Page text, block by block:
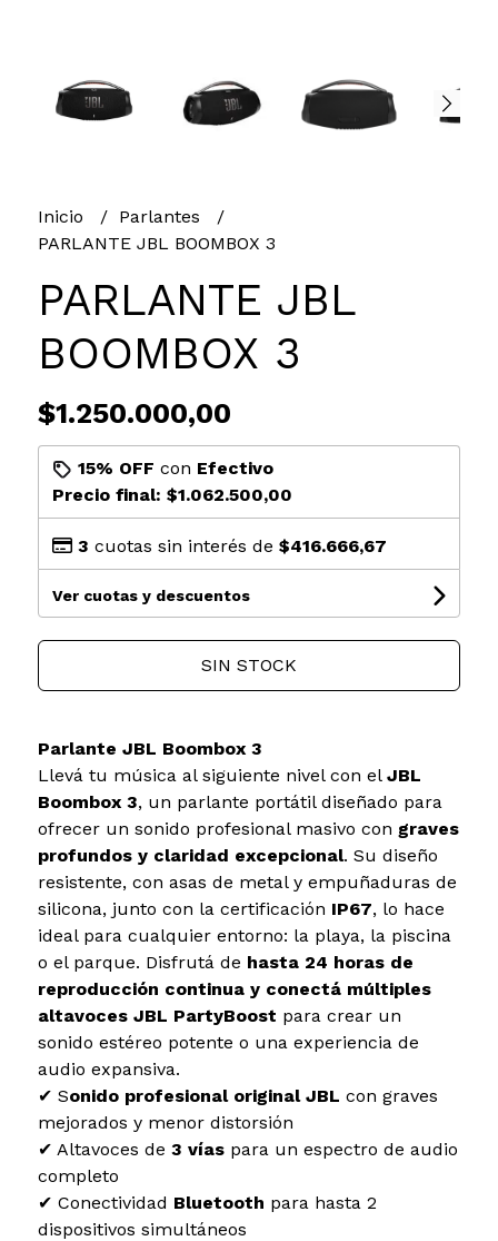
Inicio
Parlantes
PARLANTE JBL BOOMBOX 3
PARLANTE JBL
BOOMBOX 3
$1.250.000,00
15% OFF con Efectivo
Precio final: $1.062.500,00
3 cuotas sin interés de $416.666,67
Ver cuotas y descuentos
SIN STOCK
Parlante JBL Boombox 3
Llevá tu música al siguiente nivel con el JBL
Boombox 3, un parlante portátil diseñado para
ofrecer un sonido profesional masivo con graves
profundos y claridad excepcional. Su diseño
resistente, con asas de metal y empuñaduras de
silicona, junto con la certificación IP67, lo hace
ideal para cualquier entorno: la playa, la piscina
o el parque. Disfrutá de hasta 24 horas de
reproducción continua y conectá múltiples
altavoces JBL PartyBoost para crear un
sonido estéreo potente o una experiencia de
audio expansiva.
✔ Sonido profesional original JBL con graves
mejorados y menor distorsión
✔ Altavoces de 3 víaspara un espectro de audio
completo
✔ Conectividad Bluetooth para hasta 2
dispositivos simultáneos